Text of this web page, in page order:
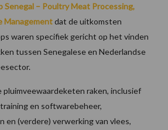
Senegal – Poultry Meat Processing,
Managementdat de uitkomsten
waren specifiek gericht op het vinden
tussen Senegalese en Nederlandse
pluimveewaardeketen raken, inclusief
en softwarebeheer,
en (verdere) verwerking van vlees,